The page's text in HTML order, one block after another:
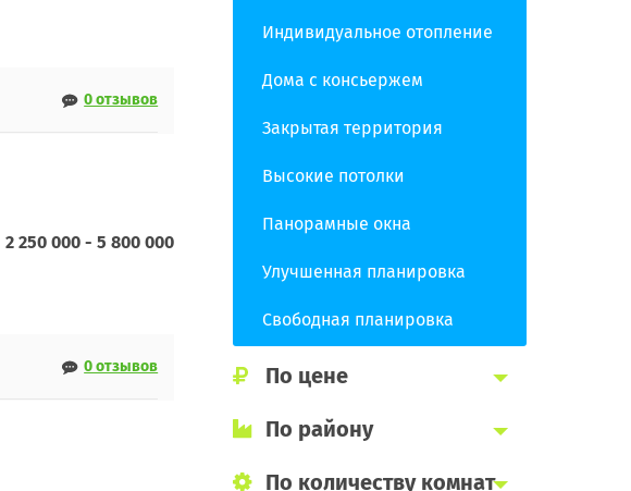
0 отзывов
2 250 000 - 5 800 000
0 отзывов
Индивидуальное отопление
Дома с консьержем
Закрытая территория
Высокие потолки
Панорамные окна
Улучшенная планировка
Свободная планировка
По цене
По району
По количеству комнат